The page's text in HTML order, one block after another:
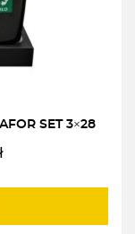
SET 3×28